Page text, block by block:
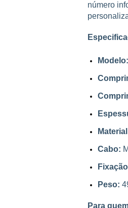
número
Modelo:
Cabo:
Peso:
Para